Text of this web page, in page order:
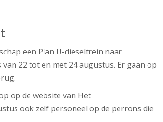
een Plan U-dieseltrein naar
22 tot en met 24 augustus. Er gaan op
op de website van Het
ook zelf personeel op de perrons die